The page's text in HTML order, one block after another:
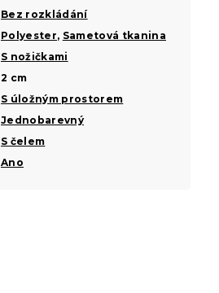
Bez rozkládání
Polyester, Sametová tkanina
S nožičkami
2 cm
S úložným prostorem
Jednobarevný
S čelem
Ano